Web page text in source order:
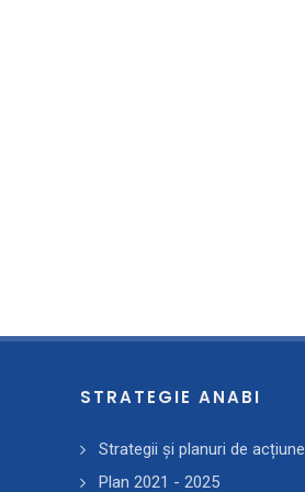
STRATEGIE ANABI
Strategii și planuri de acțiune
Plan 2021 - 2025